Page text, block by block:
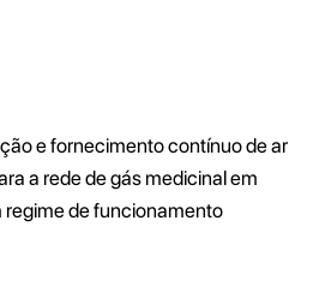
e fornecimento contínuo de ar
a rede de gás medicinal em
regime de funcionamento